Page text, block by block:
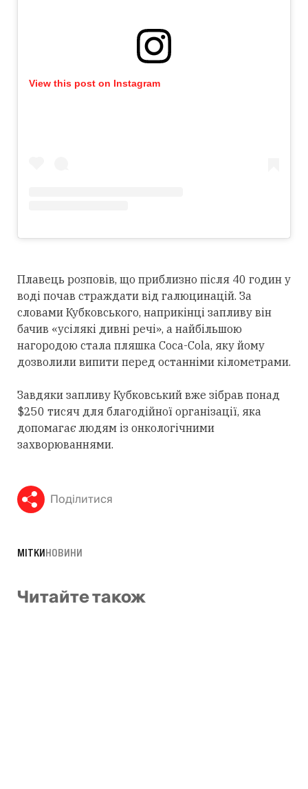
View this post on Instagram
Плавець розповів, що приблизно після 40 годин у
воді почав страждати від галюцинацій. За
словами Кубковського, наприкінці запливу він
бачив «усілякі дивні речі», а найбільшою
нагородою стала пляшка Coca-Cola, яку йому
дозволили випити перед останніми кілометрами.
Завдяки запливу Кубковський вже зібрав понад
$250 тисяч для благодійної організації, яка
допомагає людям із онкологічними
захворюваннями.
Поділитися
МІТКИНОВИНИ
Читайте також